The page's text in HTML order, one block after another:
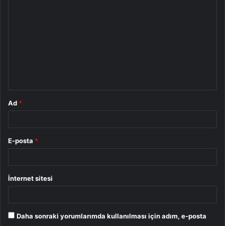
Ad *
E-posta *
İnternet sitesi
Daha sonraki yorumlarımda kullanılması için adım, e-posta